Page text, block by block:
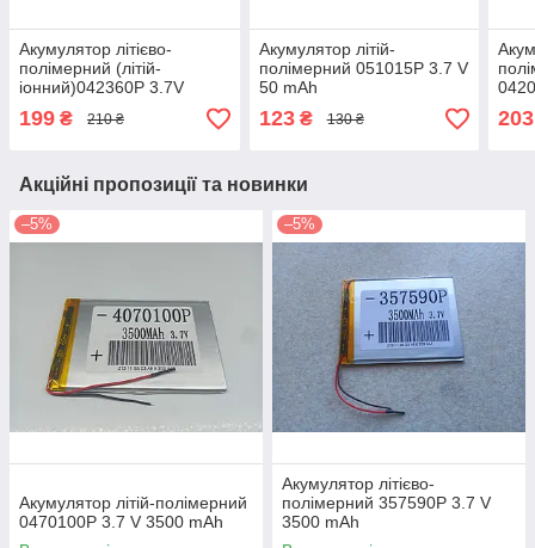
Акумулятор літієво-
полімерний (літій-
іонний)042360P 3.7V
1000mAh
199 ₴ 210 ₴
Акумулятор літій-
полімерний 051015P 3.7 V
50 mAh
123₴ 130 ₴ 203
Акційні пропозиції та новинки
–5%
Акумулятор літій-полімерний
0470100P 3.7 V 3500 mAh
–5%
Акумулятор літієво-
полімерний 357590P 3.7 V
3500 mAh